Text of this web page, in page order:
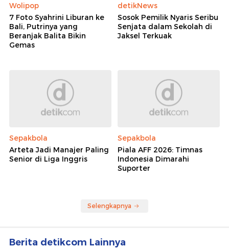
Wolipop
7 Foto Syahrini Liburan ke
Bali, Putrinya yang
Beranjak Balita Bikin
Gemas
detikNews
Sosok Pemilik Nyaris Seribu
Senjata dalam Sekolah di
Jaksel Terkuak
Sepakbola
Arteta Jadi Manajer Paling
Senior di Liga Inggris
Sepakbola
Piala AFF 2026: Timnas
Indonesia Dimarahi
Suporter
Selengkapnya
Berita detikcom Lainnya